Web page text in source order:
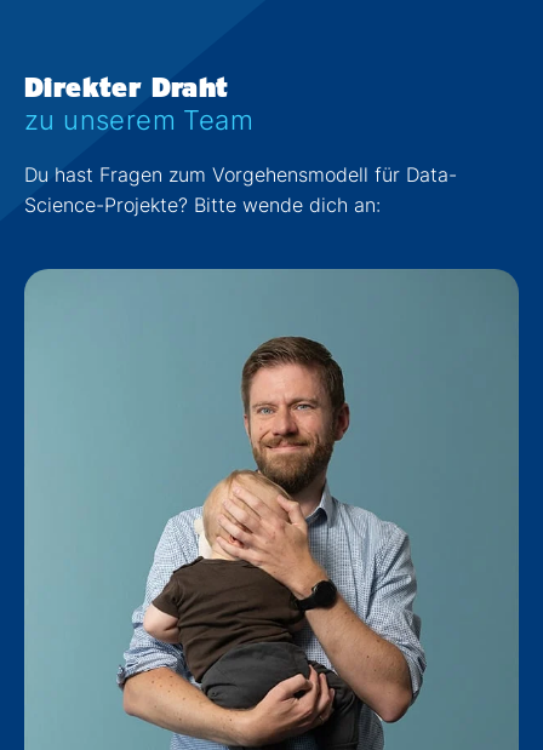
Direkter Draht
zu unserem Team
Du hast Fragen zum Vorgehensmodell für Data-
Science-Projekte? Bitte wende dich an: